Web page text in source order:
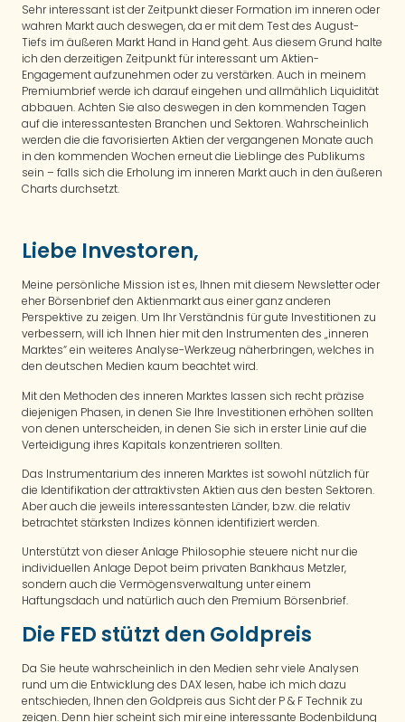
Sehr interessant ist der Zeitpunkt dieser Formation im inneren oder
wahren Markt auch deswegen, da er mit dem Test des August-
Tiefs im äußeren Markt Hand in Hand geht. Aus diesem Grund halte
ich den derzeitigen Zeitpunkt für interessant um Aktien-
Engagement aufzunehmen oder zu verstärken. Auch in meinem
Premiumbrief werde ich darauf eingehen und allmählich Liquidität
abbauen. Achten Sie also deswegen in den kommenden Tagen
auf die interessantesten Branchen und Sektoren. Wahrscheinlich
werden die die favorisierten Aktien der vergangenen Monate auch
in den kommenden Wochen erneut die Lieblinge des Publikums
sein – falls sich die Erholung im inneren Markt auch in den äußeren
Charts durchsetzt.
Liebe Investoren,
Meine persönliche Mission ist es, Ihnen mit diesem Newsletter oder
eher Börsenbrief den Aktienmarkt aus einer ganz anderen
Perspektive zu zeigen. Um Ihr Verständnis für gute Investitionen zu
verbessern, will ich Ihnen hier mit den Instrumenten des „inneren
Marktes“ ein weiteres Analyse-Werkzeug näherbringen, welches in
den deutschen Medien kaum beachtet wird.
Mit den Methoden des inneren Marktes lassen sich recht präzise
diejenigen Phasen, in denen Sie Ihre Investitionen erhöhen sollten
von denen unterscheiden, in denen Sie sich in erster Linie auf die
Verteidigung ihres Kapitals konzentrieren sollten.
Das Instrumentarium des inneren Marktes ist sowohl nützlich für
die Identifikation der attraktivsten Aktien aus den besten Sektoren.
Aber auch die jeweils interessantesten Länder, bzw. die relativ
betrachtet stärksten Indizes können identifiziert werden.
Unterstützt von dieser Anlage Philosophie steuere nicht nur die
individuellen Anlage Depot beim privaten Bankhaus Metzler,
sondern auch die Vermögensverwaltung unter einem
Haftungsdach und natürlich auch den Premium Börsenbrief.
Die FED stützt den Goldpreis
Da Sie heute wahrscheinlich in den Medien sehr viele Analysen
rund um die Entwicklung des DAX lesen, habe ich mich dazu
entschieden, Ihnen den Goldpreis aus Sicht der P & F Technik zu
zeigen. Denn hier scheint sich mir eine interessante Bodenbildung